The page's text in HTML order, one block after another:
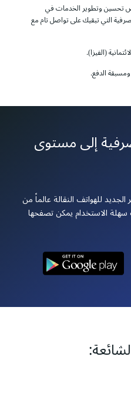
تحسين وتطوير الخدمات في
التي تبقيك على تواصل تام مع
(الفيزا).
ومسبقة الدفع.
إلىمستوى
للهواتف النقالة عالماً من
سهلة الاستخدام يمكن تصفحها